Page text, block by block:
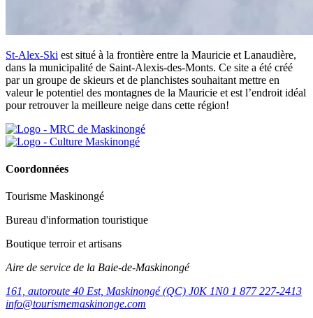
St-Alex-Ski est situé à la frontière entre la Mauricie et Lanaudière,
dans la municipalité de Saint-Alexis-des-Monts. Ce site a été créé
par un groupe de skieurs et de planchistes souhaitant mettre en
valeur le potentiel des montagnes de la Mauricie et est l’endroit idéal
pour retrouver la meilleure neige dans cette région!
Coordonnées
Tourisme Maskinongé
Bureau d'information touristique
Boutique terroir et artisans
Aire de service de la Baie-de-Maskinongé
161, autoroute 40 Est, Maskinongé (QC) J0K 1N0 1 877 227-2413
info@tourismemaskinonge.com